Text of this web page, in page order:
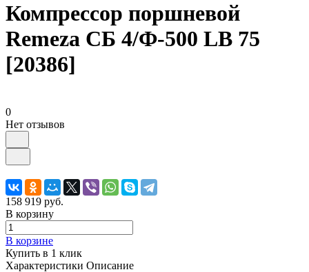
Компрессор поршневой
Remeza СБ 4/Ф-500 LВ 75
[20386]
0
Нет отзывов
158 919 руб.
В корзину
В корзине
Купить в 1 клик
Характеристики Описание